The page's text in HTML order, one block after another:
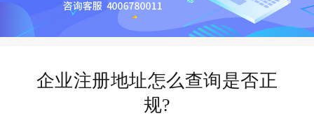
企业注册地址怎么查询是否正
规?